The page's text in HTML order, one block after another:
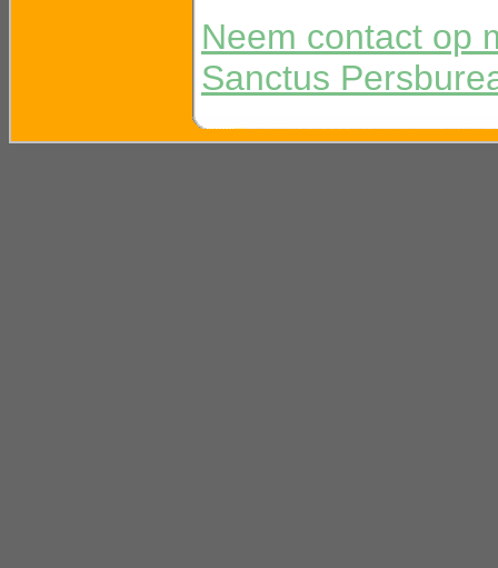
Neem contact op
Sanctus